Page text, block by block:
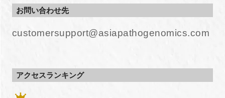
お問い合わせ先
customersupport@asiapathogenomics.com
アクセスランキング